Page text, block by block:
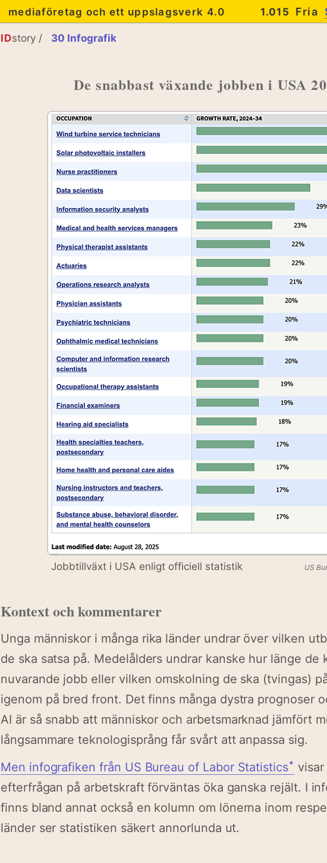
mediaföretag och ett uppslagsverk 4.0 1.015 Fria
IDstory / 30 Infografik
De snabbast växande jobben i USA
Jobbtillväxt i USA enligt officiell statistik US
Kontext och kommentarer
Unga människor i många rika länder undrar över vilken
de ska satsa på. Medelålders undrar kanske hur länge de
nuvarande jobb eller vilken omskolning de ska (tvingas)
igenom på bred front. Det finns många dystra prognoser
AI är så snabb att människor och arbetsmarknad jämfört
långsammare teknologisprång får svårt att anpassa sig.
Men infografiken från US Bureau of Labor Statisticsꜜ
efterfrågan på arbetskraft förväntas öka ganska rejält. I
finns bland annat också en kolumn om lönerna inom
länder ser statistiken säkert annorlunda ut.